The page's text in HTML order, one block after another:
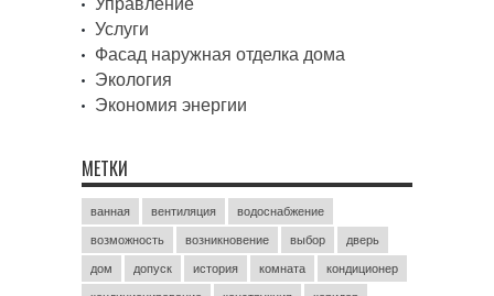
Услуги
Фасад наружная отделка дома
Экология
Экономия энергии
МЕТКИ
ванная вентиляция водоснабжение
возможность возникновение выбор дверь
дом допуск история комната кондиционер